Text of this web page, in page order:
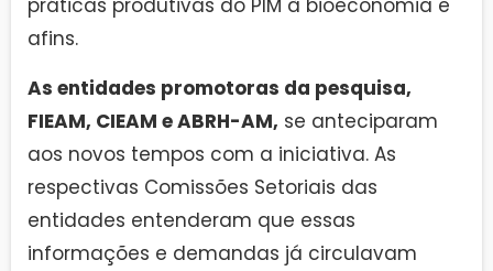
práticas produtivas do PIM à bioeconomia e
afins.
As entidades promotoras da pesquisa,
FIEAM, CIEAM e ABRH-AM, se anteciparam
aos novos tempos com a iniciativa. As
respectivas Comissões Setoriais das
entidades entenderam que essas
informações e demandas já circulavam